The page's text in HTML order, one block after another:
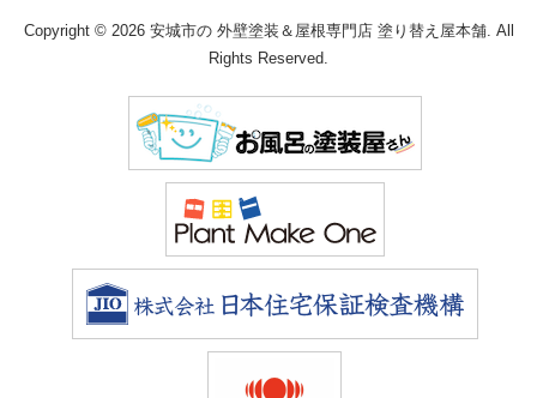
Copyright © 2026 安城市の 外壁塗装＆屋根専門店 塗り替え屋本舗. All
Rights Reserved.